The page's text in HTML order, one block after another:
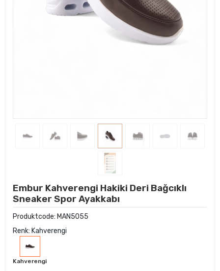
Embur Kahverengi Hakiki Deri Bağcıklı
Sneaker Spor Ayakkabı
Produktcode: MAN5055
Renk: Kahverengi
Kahverengi